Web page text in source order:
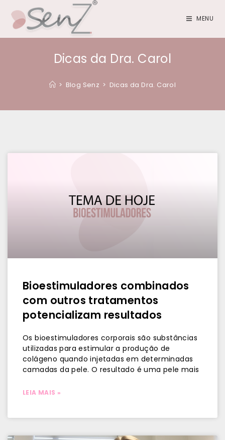
MENU
Dicas da Dra. Carol
> Blog Senz > Dicas da Dra. Carol
Bioestimuladores combinados
com outros tratamentos
potencializam resultados
Os bioestimuladores corporais são substâncias
utilizadas para estimular a produção de
colágeno quando injetadas em determinadas
camadas da pele. O resultado é uma pele mais
LEIA MAIS »